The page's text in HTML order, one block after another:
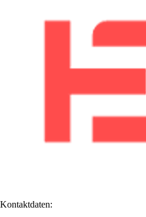
Kontaktdaten: